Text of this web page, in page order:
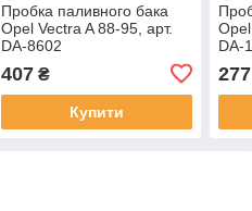
Пробка паливного бака
Opel Vectra A 88-95, арт.
DA-8602
407₴
Купити
DA-
277